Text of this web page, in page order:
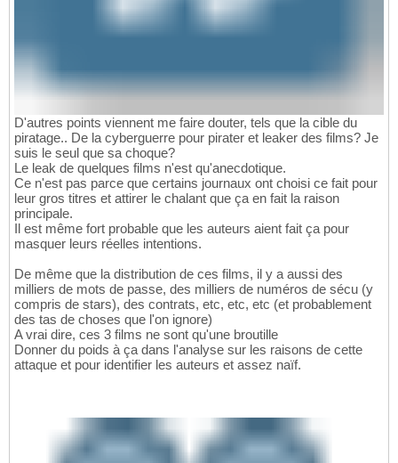
D'autres points viennent me faire douter, tels que la cible du
piratage.. De la cyberguerre pour pirater et leaker des films? Je
suis le seul que sa choque?
Le leak de quelques films n'est qu'anecdotique.
Ce n'est pas parce que certains journaux ont choisi ce fait pour
leur gros titres et attirer le chalant que ça en fait la raison
principale.
Il est même fort probable que les auteurs aient fait ça pour
masquer leurs réelles intentions.
De même que la distribution de ces films, il y a aussi des
milliers de mots de passe, des milliers de numéros de sécu (y
compris de stars), des contrats, etc, etc, etc (et probablement
des tas de choses que l'on ignore)
A vrai dire, ces 3 films ne sont qu'une broutille
Donner du poids à ça dans l'analyse sur les raisons de cette
attaque et pour identifier les auteurs et assez naïf.